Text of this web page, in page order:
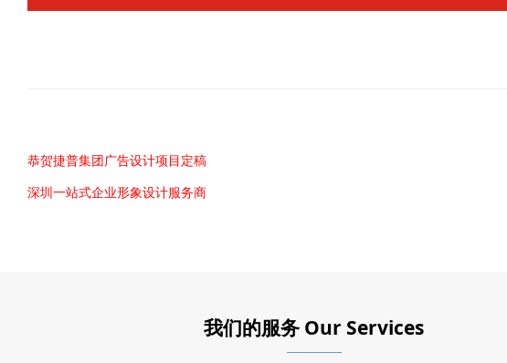
恭贺捷普集团广告设计项目定稿
深圳一站式企业形象设计服务商
我们的服务 Our Services